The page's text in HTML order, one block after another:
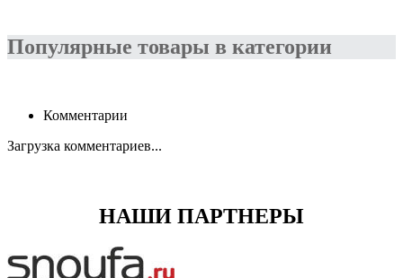
Популярные товары в категории
Комментарии
Загрузка комментариев...
НАШИ ПАРТНЕРЫ